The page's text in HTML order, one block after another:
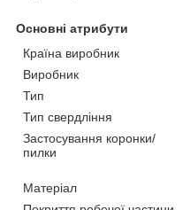
Основні атрибути
Країна виробник
Виробник
Тип
Тип свердління
Застосування коронки/
пилки
Матеріал